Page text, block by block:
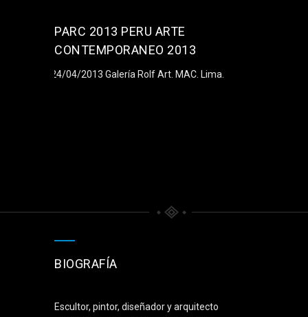
PARC 2013 PERU ARTE
CONTEMPORANEO 2013
24/04/2013 Galería Rolf Art. MAC. Lima.
BIOGRAFÍA
Escultor, pintor, diseñador y arquitecto